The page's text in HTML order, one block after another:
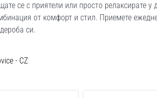
се с приятели или просто релаксирате у
от комфорт и стил. Приемете
си.
- CZ